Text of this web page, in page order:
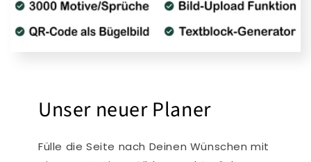
Unser neuer Planer
Fülle die Seite nach Deinen Wünschen mit